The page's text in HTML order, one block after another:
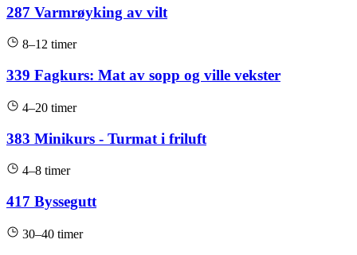
287 Varmrøyking av vilt
8–12 timer
339 Fagkurs: Mat av sopp og ville vekster
4–20 timer
383 Minikurs - Turmat i friluft
4–8 timer
417 Byssegutt
30–40 timer